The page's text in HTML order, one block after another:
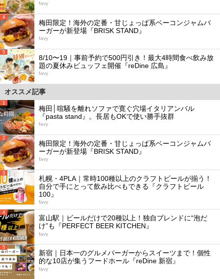
favy
4
梅田限定！海外の定番・甘じょっぱ系ベーコンジャムバ
ーガーが新登場『BRISK STAND』
favy
5
8/10〜19｜事前予約で500円引き！最大4時間食べ飲み放
題の夏休みビュッフェ開催『reDine 広島』
favy
オススメ記事
1
梅田│喧騒を離れソファで寛ぐ穴場イタリアンバル
『pasta stand』。長居もOKで使い勝手抜群
favy
2
梅田限定！海外の定番・甘じょっぱ系ベーコンジャムバ
ーガーが新登場『BRISK STAND』
favy
3
札幌・4PLA｜常時100種以上のクラフトビールが揃う！
自分で手にとって飲み比べもできる『クラフトビール
100』
favy
4
富山駅｜ビールだけで20種以上！独自ブレンドに“泡だ
け”も『PERFECT BEER KITCHEN』
favy
5
新宿｜日本一のグルメバーガーからスイーツまで！個性
的な10店が集うフードホール『reDine 新宿』
favy